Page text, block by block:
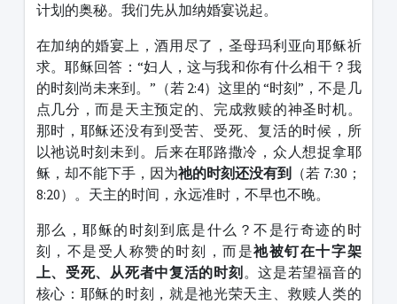
计划的奥秘。我们先从加纳婚宴说起。
在加纳的婚宴上，酒用尽了，圣母玛利亚向耶稣祈
求。耶稣回答：“妇人，这与我和你有什么相干？我
的时刻尚未来到。”（若 2:4）这里的 “时刻”，不是几
点几分，而是天主预定的、完成救赎的神圣时机。
那时，耶稣还没有到受苦、受死、复活的时候，所
以祂说时刻未到。后来在耶路撒冷，众人想捉拿耶
稣，却不能下手，因为祂的时刻还没有到
（若 7:30；
8:20）。天主的时间，永远准时，不早也不晚。
那么，耶稣的时刻到底是什么？不是行奇迹的时
刻，不是受人称赞的时刻，而是祂被钉在十字架
上、受死、从死者中复活的时刻 。这是若望福音的
核心：耶稣的时刻，就是祂光荣天主、救赎人类的